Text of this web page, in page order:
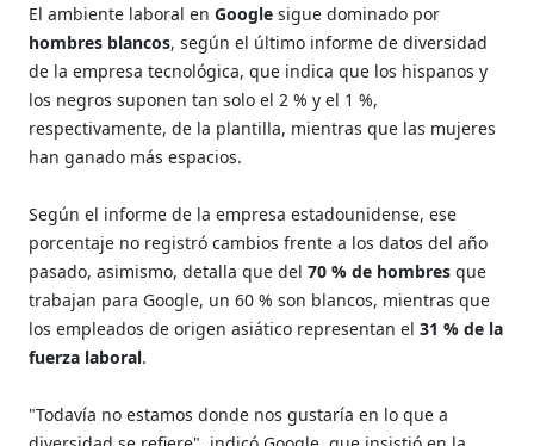
El ambiente laboral enGoogle sigue dominado por
hombres blancos, según el último informe de diversidad
de la empresa tecnológica, que indica que los hispanos y
los negros suponen tan solo el 2 % y el 1 %,
respectivamente, de la plantilla, mientras que las mujeres
han ganado más espacios.
Según el informe de la empresa estadounidense, ese
porcentaje no registró cambios frente a los datos del año
pasado, asimismo, detalla que del70 % de hombres que
trabajan para Google, un 60 % son blancos, mientras que
los empleados de origen asiático representan el31 % de la
fuerza laboral.
"Todavía no estamos donde nos gustaría en lo que a